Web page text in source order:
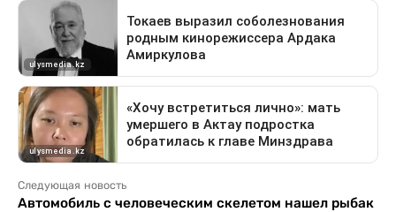
Следующая новость
Автомобиль с человеческим скелетом нашел рыбак